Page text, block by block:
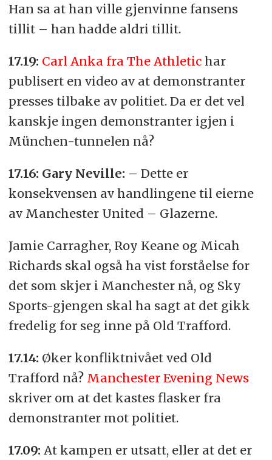
Han sa at han ville gjenvinne fansens
tillit – han hadde aldri tillit.
17.19: Carl Anka fra The Athletichar
publisert en video av at demonstranter
presses tilbake av politiet. Da er det vel
kanskje ingen demonstranter igjen i
München-tunnelen nå?
17.16: Gary Neville: – Dette er
konsekvensen av handlingene til eierne
av Manchester United – Glazerne.
Jamie Carragher, Roy Keane og Micah
Richards skal også ha vist forståelse for
det som skjer i Manchester nå, og Sky
Sports-gjengen skal ha sagt at det gikk
fredelig for seg inne på Old Trafford.
17.14: Øker konfliktnivået ved Old
Trafford nå? Manchester Evening News
skriver om at det kastes flasker fra
demonstranter mot politiet.
17.09: At kampen er utsatt, eller at det er